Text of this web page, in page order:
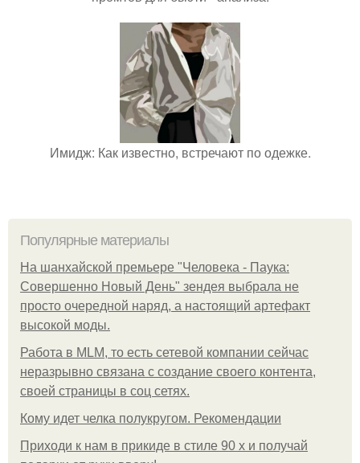
Имидж: Как известно, встречают по одежке.
Популярные материалы
На шанхайской премьере "Человека - Паука:
Совершенно Новый День" зендея выбрала не
просто очередной наряд, а настоящий артефакт
высокой моды.
Работа в MLM, то есть сетевой компании сейчас
неразрывно связана с создание своего контента,
своей страницы в соц сетях.
Кому идет челка полукругом. Рекомендации
Приходи к нам в прикиде в стиле 90 х и получай